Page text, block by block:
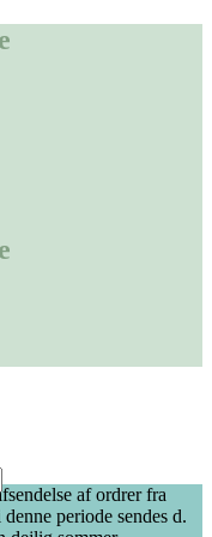
af ordrer fra
periode sendes d.